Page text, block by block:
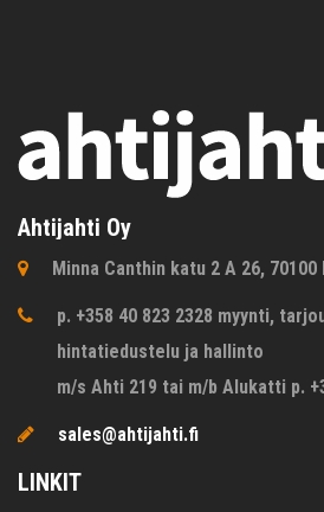
Ahtijahti Oy
Minna Canthin katu 2 A 26, 70100
p. +358 40 823 2328 myynti,
hintatiedustelu ja hallinto
m/s Ahti 219 tai m/b Alukatti p.
sales@ahtijahti.fi
LINKIT